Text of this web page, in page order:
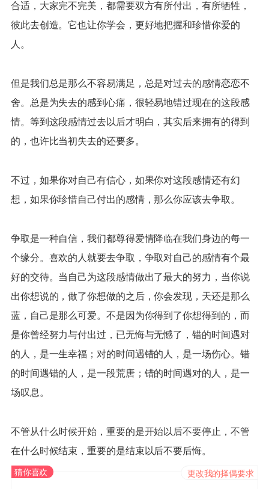
合适，大家完不完美，都需要双方有所付出，有所牺牲，
彼此去创造。它也让你学会，更好地把握和珍惜你爱的
人。
但是我们总是那么不容易满足，总是对过去的感情恋恋不
舍。总是为失去的感到心痛，很轻易地错过现在的这段感
情。等到这段感情过去以后才明白，其实后来拥有的得到
的，也许比当初失去的还要多。
不过，如果你对自己有信心，如果你对这段感情还有幻
想，如果你珍惜自己付出的感情，那么你应该去争取。
争取是一种自信，我们都尊得爱情降临在我们身边的每一
个缘分。喜欢的人就要去争取，争取对自己的感情有个最
好的交待。当自己为这段感情做出了最大的努力，当你说
出你想说的，做了你想做的之后，你会发现，天还是那么
蓝，自己是那么可爱。不是因为你得到了你想得到的，而
是你曾经努力与付出过，已无悔与无憾了，错的时间遇对
的人，是一生幸福；对的时间遇错的人，是一场伤心。错
的时间遇错的人，是一段荒唐；错的时间遇对的人，是一
场叹息。
不管从什么时候开始，重要的是开始以后不要停止，不管
在什么时候结束，重要的是结束以后不要后悔。
猜你喜欢 更改我的择偶要求